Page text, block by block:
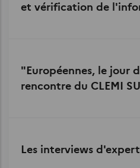
et vérification de
"Européennes, le jour
rencontre du CLEMI
Les interviews d'expert